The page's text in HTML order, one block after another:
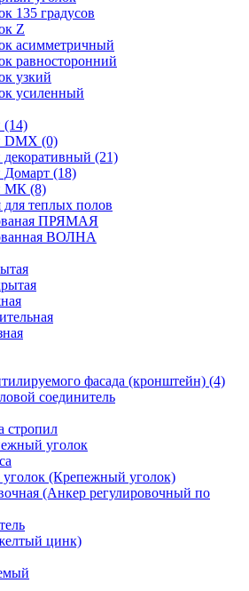
135 градусов
Z
асимметричный
равносторонний
узкий
усиленный
(14)
DMX (0)
(21)
Домарт (18)
МК (8)
теплых полов
ПРЯМАЯ
ВОЛНА
фасада (кронштейн) (4)
соединитель
стропил
уголок
(Крепежный уголок)
(Анкер регулировочный по
цинк)